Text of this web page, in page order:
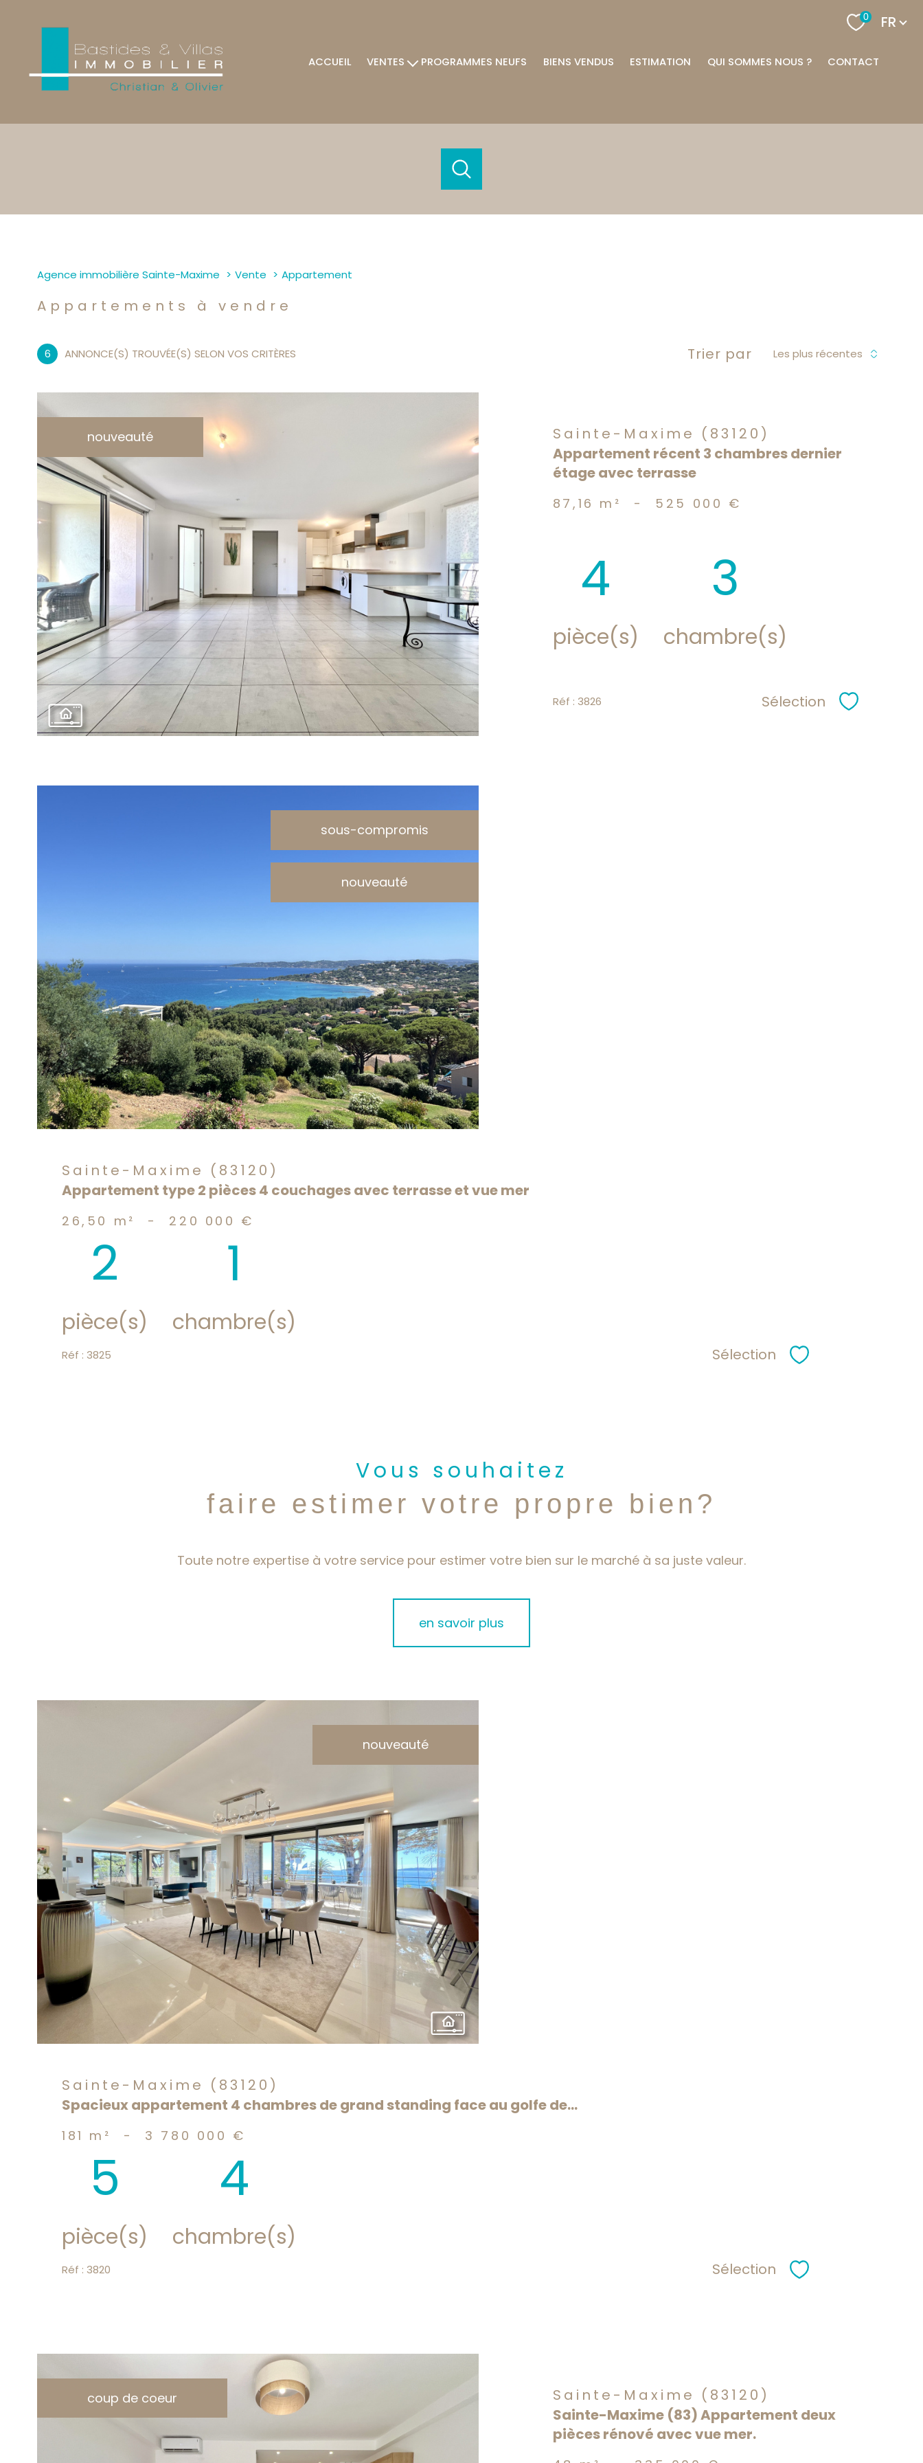
0 Langue
FR
ACCUEIL VENTES
Terrains
PROGRAMMES NEUFS BIENS VENDUS ESTIMATION QUI SOMMES NOUS ? CONTACT
Agence immobilière Sainte-Maxime Vente Appartement
Appartements à vendre
6 ANNONCE(S) TROUVÉE(S) SELON VOS CRITÈRES Trier par Les plus récentes
nouveauté
voir le
bien
Sainte-Maxime (83120)
Appartement récent 3 chambres dernier
étage avec terrasse
87,16 m² - 525 000 €
4
pièce(s)
3
chambre(s)
Réf : 3826 Sélection
sous-compromis
nouveauté
bien
Sainte-Maxime (83120)
Appartement type 2 pièces 4 couchages avec terrasse et vue mer
26,50 m² - 220 000 €
2
pièce(s)
1
chambre(s)
Réf : 3825 Sélection Sélectionner
Vous souhaitez
faire estimer votre propre bien?
Toute notre expertise à votre service pour estimer votre bien sur le marché à sa juste valeur.
en savoir plus
nouveauté
voir le
bien
Sainte-Maxime (83120)
Spacieux appartement 4 chambres de grand standing face au golfe de...
181 m² - 3 780 000 €
5
pièce(s)
4
chambre(s)
Réf : 3820 Sélection Sélectionner
coup de coeur
Sainte-Maxime (83120)
Sainte-Maxime (83) Appartement deux
pièces rénové avec vue mer.